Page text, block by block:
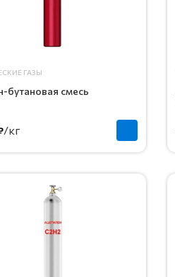
ГАЗЫ
бутановая смесь
/кг